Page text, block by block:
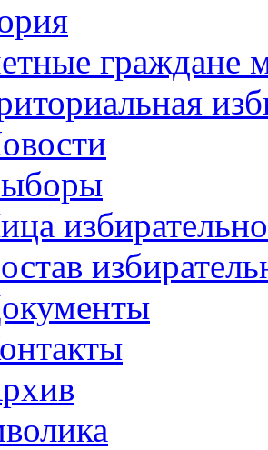
граждане